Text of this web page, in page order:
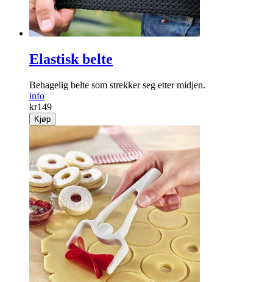
Elastisk belte
Behagelig belte som strekker seg etter midjen.
info
kr149
Kjøp